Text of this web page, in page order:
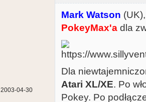
2003-04-30
Mark Watson
PokeyMax'a dla
Dla
Atari XL/XE. Po
Pokey. Po